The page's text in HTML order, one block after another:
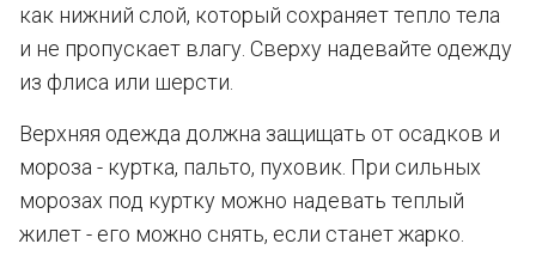
как нижний слой, который сохраняет тепло тела
и не пропускает влагу. Сверху надевайте одежду
из флиса или шерсти.
Верхняя одежда должна защищать от осадков и
мороза - куртка, пальто, пуховик. При сильных
морозах под куртку можно надевать теплый
жилет - его можно снять, если станет жарко.